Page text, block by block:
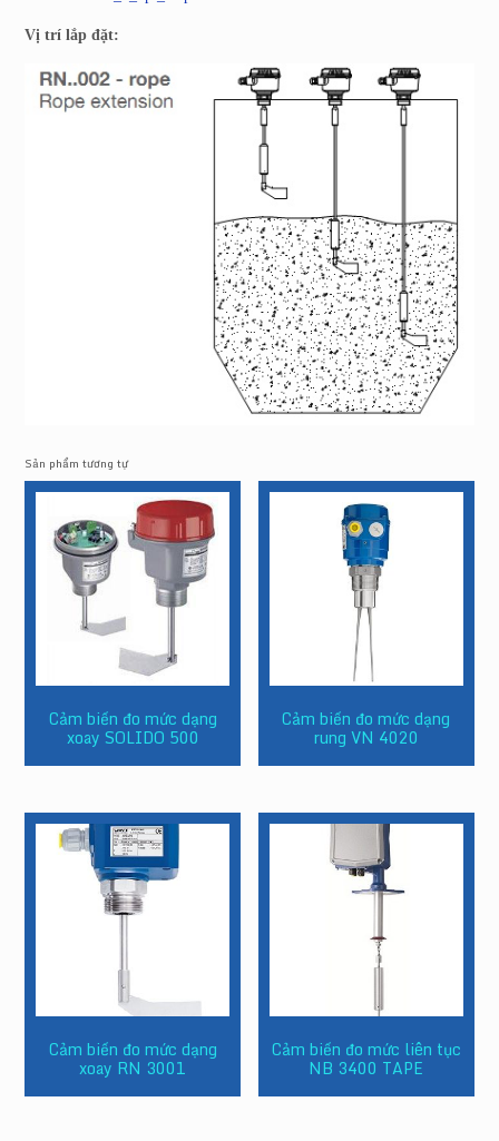
Vị trí lắp đặt:
Sản phẩm tương tự
Cảm biến đo mức dạng
xoay SOLIDO 500
Cảm biến đo mức dạng
rung VN 4020
Cảm biến đo mức dạng
xoay RN 3001
Cảm biến đo mức liên tục
NB 3400 TAPE